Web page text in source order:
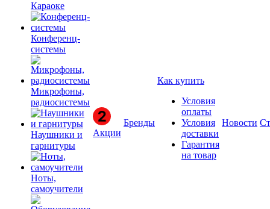
Караоке
Конференц-
системы
Микрофоны,
радиосистемы
Наушники и
гарнитуры
Ноты,
самоучители
Акции
Бренды
Как купить
Условия
оплаты
Условия
доставки
Гарантия
на товар
Новости